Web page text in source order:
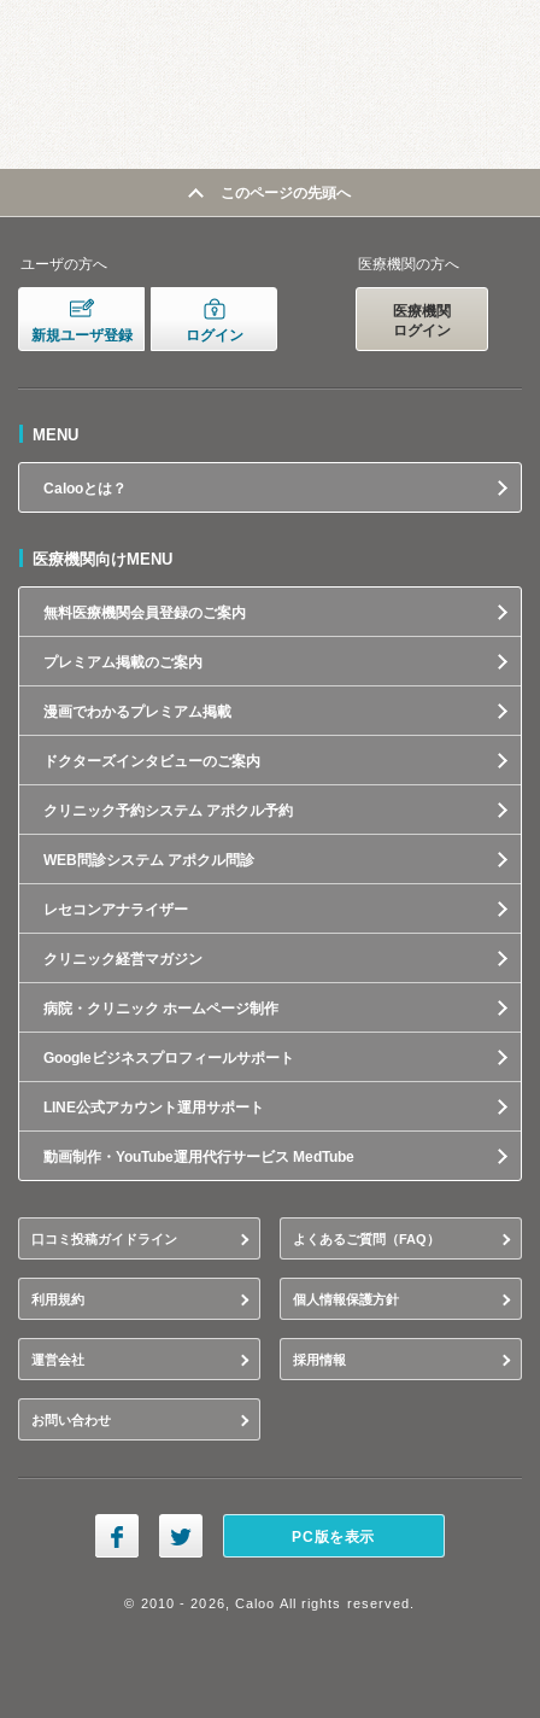
このページの先頭へ
ユーザの方へ
新規ユーザ登録 ログイン
医療機関の方へ
医療機関
ログイン
MENU
Calooとは？
医療機関向けMENU
無料医療機関会員登録のご案内
プレミアム掲載のご案内
漫画でわかるプレミアム掲載
ドクターズインタビューのご案内
クリニック予約システム アポクル予約
WEB問診システム アポクル問診
レセコンアナライザー
クリニック経営マガジン
病院・クリニック ホームページ制作
Googleビジネスプロフィールサポート
LINE公式アカウント運用サポート
動画制作・YouTube運用代行サービス MedTube
口コミ投稿ガイドライン よくあるご質問（FAQ）
利用規約 個人情報保護方針
運営会社 採用情報
お問い合わせ
PC版を表示
© 2010 - 2026, Caloo All rights reserved.